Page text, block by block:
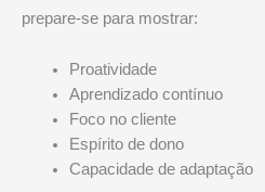
prepare-se para mostrar:
Proatividade
Aprendizado contínuo
Foco no cliente
Espírito de dono
Capacidade de adaptação